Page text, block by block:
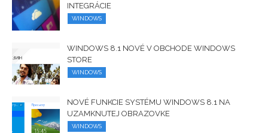
INTEGRÁCIE
WINDOWS
WINDOWS 8.1 NOVÉ V OBCHODE WINDOWS
STORE
WINDOWS
NOVÉ FUNKCIE SYSTÉMU WINDOWS 8.1 NA
UZAMKNUTEJ OBRAZOVKE
WINDOWS